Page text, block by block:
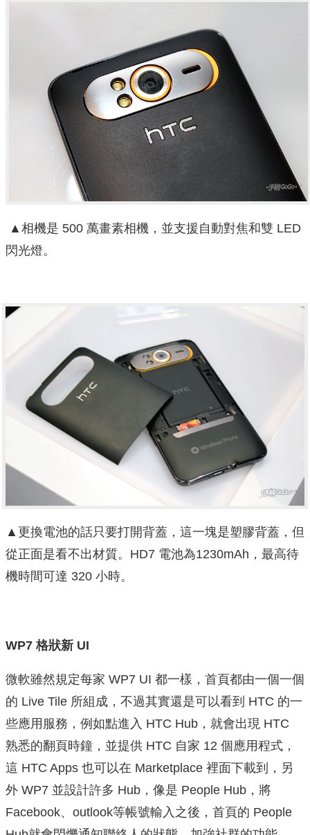
▲相機是 500 萬畫素相機，並支援自動對焦和雙 LED
閃光燈。
▲更換電池的話只要打開背蓋，這一塊是塑膠背蓋，但
從正面是看不出材質。HD7 電池為1230mAh，最高待
機時間可達 320 小時。
WP7 格狀新 UI
微軟雖然規定每家 WP7 UI 都一樣，首頁都由一個一個
的 Live Tile 所組成，不過其實還是可以看到 HTC 的一
些應用服務，例如點進入 HTC Hub，就會出現 HTC
熟悉的翻頁時鐘，並提供 HTC 自家 12 個應用程式，
這 HTC Apps 也可以在 Marketplace 裡面下載到，另
外 WP7 並設計許多 Hub，像是 People Hub，將
Facebook、outlook等帳號輸入之後，首頁的 People